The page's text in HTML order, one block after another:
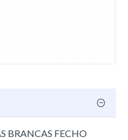
BRANCAS FECHO